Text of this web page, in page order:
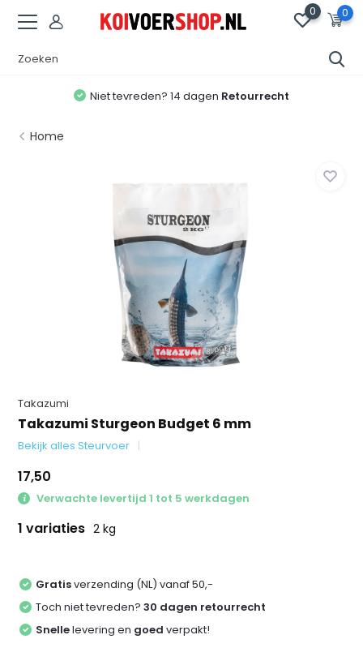
0 0
Niet tevreden? 14 dagen Retourrecht
Home
Takazumi
Takazumi Sturgeon Budget 6 mm
Bekijk alles Steurvoer
17,50
Verwachte levertijd 1 tot 5 werkdagen
1 variaties 2 kg
Gratisverzending (NL) vanaf 50,-
Toch niet tevreden?30 dagen retourrecht
Snellelevering en goed verpakt!